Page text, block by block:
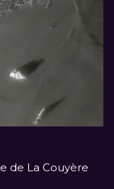
de La Couyère